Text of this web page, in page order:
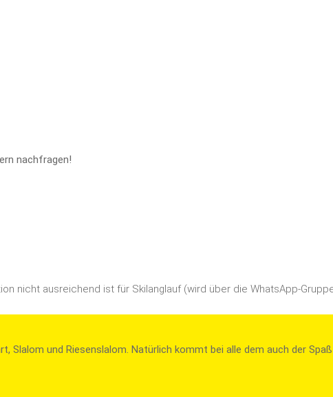
nachfragen!
nicht ausreichend ist für Skilanglauf (wird über die WhatsApp-
Slalom und Riesenslalom. Natürlich kommt bei alle dem auch der